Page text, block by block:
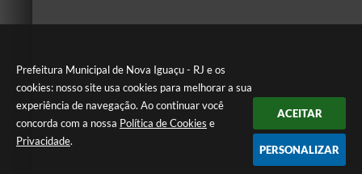
Prefeitura Municipal de Nova Iguaçu - RJ e os
cookies: nosso site usa cookies para melhorar a sua
experiência de navegação. Ao continuar você
concorda com a nossa Política de Cookies e
Privacidade.
ACEITAR
PERSONALIZAR